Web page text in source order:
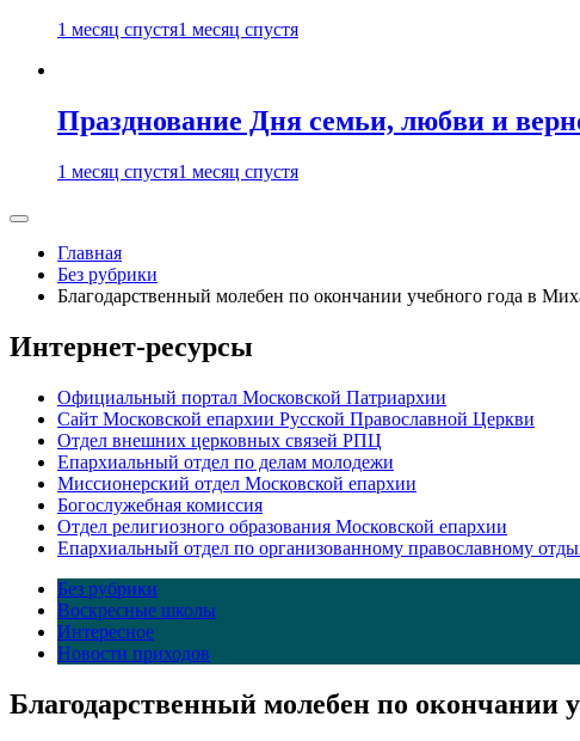
1 месяц спустя1 месяц спустя
Празднование Дня семьи, любви и
1 месяц спустя1 месяц спустя
Главная
Без рубрики
Благодарственный молебен по окончании учебного года в
Интернет-ресурсы
Официальный портал Московской Патриархии
Сайт Московской епархии Русской Православной Церкви
Отдел внешних церковных связей РПЦ
Епархиальный отдел по делам молодежи
Миссионерский отдел Московской епархии
Богослужебная комиссия
Отдел религиозного образования Московской епархии
Епархиальный отдел по организованному православному
Без рубрики
Воскресные школы
Интересное
Новости приходов
Благодарственный молебен по окончании